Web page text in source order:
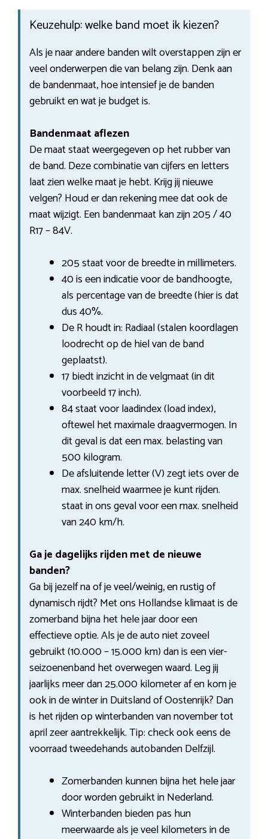
Keuzehulp: welke band moet ik kiezen?
Als je naar andere banden wilt overstappen zijn er
veel onderwerpen die van belang zijn. Denk aan
de bandenmaat, hoe intensief je de banden
gebruikt en wat je budget is.
Bandenmaat aflezen
De maat staat weergegeven op het rubber van
de band. Deze combinatie van cijfers en letters
laat zien welke maat je hebt. Krijg jij nieuwe
velgen? Houd er dan rekening mee dat ook de
maat wijzigt. Een bandenmaat kan zijn 205 / 40
R17 – 84V.
205 staat voor de breedte in millimeters.
40 is een indicatie voor de bandhoogte,
als percentage van de breedte (hier is dat
dus 40%.
De R houdt in: Radiaal (stalen koordlagen
loodrecht op de hiel van de band
geplaatst).
17 biedt inzicht in de velgmaat (in dit
voorbeeld 17 inch).
84 staat voor laadindex (load index),
oftewel het maximale draagvermogen. In
dit geval is dat een max. belasting van
500 kilogram.
De afsluitende letter (V) zegt iets over de
max. snelheid waarmee je kunt rijden.
staat in ons geval voor een max. snelheid
van 240 km/h.
Ga je dagelijks rijden met de nieuwe
banden?
Ga bij jezelf na of je veel/weinig, en rustig of
dynamisch rijdt? Met ons Hollandse klimaat is de
zomerband bijna het hele jaar door een
effectieve optie. Als je de auto niet zoveel
gebruikt (10.000 – 15.000 km) dan is een vier-
seizoenenband het overwegen waard. Leg jij
jaarlijks meer dan 25.000 kilometer af en kom je
ook in de winter in Duitsland of Oostenrijk? Dan
is het rijden op winterbanden van november tot
april zeer aantrekkelijk. Tip: check ook eens de
voorraad tweedehands autobanden Delfzijl.
Zomerbanden kunnen bijna het hele jaar
door worden gebruikt in Nederland.
Winterbanden bieden pas hun
meerwaarde als je veel kilometers in de